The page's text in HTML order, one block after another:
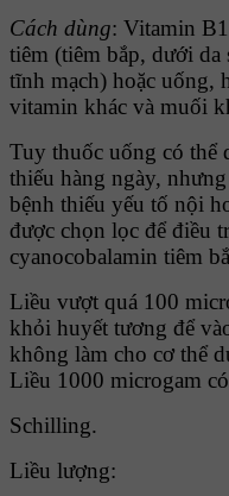
Cách dùng: Vitamin
tiêm (tiêm bắp, dưới
tĩnh mạch) hoặc uống,
vitamin khác và muối
Tuy thuốc uống có thể
thiếu hàng ngày,
bệnh thiếu yếu tố nội
được chọn lọc để điều
cyanocobalamin tiêm
Liều vượt quá 100
khỏi huyết tương để
không làm cho cơ thể
Liều 1000 microgam
Schilling.
Liều lượng: